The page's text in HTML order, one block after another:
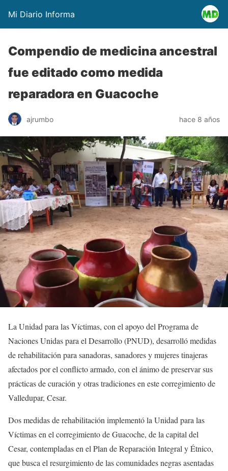
Mi Diario Informa
Compendio de medicina ancestral
fue editado como medida
reparadora en Guacoche
ajrumbo hace 8 años
La Unidad para las Víctimas, con el apoyo del Programa de
Naciones Unidas para el Desarrollo (PNUD), desarrolló medidas
de rehabilitación para sanadoras, sanadores y mujeres tinajeras
afectados por el conflicto armado, con el ánimo de preservar sus
prácticas de curación y otras tradiciones en este corregimiento de
Valledupar, Cesar.
Dos medidas de rehabilitación implementó la Unidad para las
Víctimas en el corregimiento de Guacoche, de la capital del
Cesar, contempladas en el Plan de Reparación Integral y Étnico,
que busca el resurgimiento de las comunidades negras asentadas